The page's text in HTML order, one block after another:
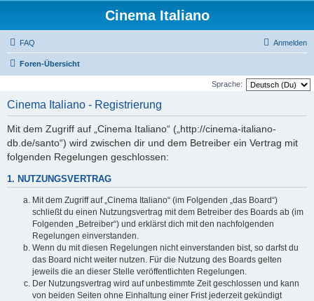
Cinema Italiano
FAQ Anmelden
Foren-Übersicht
Sprache:
Cinema Italiano - Registrierung
Mit dem Zugriff auf „Cinema Italiano“ („http://cinema-italiano-
db.de/santo“) wird zwischen dir und dem Betreiber ein Vertrag mit
folgenden Regelungen geschlossen:
1. NUTZUNGSVERTRAG
Mit dem Zugriff auf „Cinema Italiano“ (im Folgenden „das Board“)
schließt du einen Nutzungsvertrag mit dem Betreiber des Boards ab (im
Folgenden „Betreiber“) und erklärst dich mit den nachfolgenden
Regelungen einverstanden.
Wenn du mit diesen Regelungen nicht einverstanden bist, so darfst du
das Board nicht weiter nutzen. Für die Nutzung des Boards gelten
jeweils die an dieser Stelle veröffentlichten Regelungen.
Der Nutzungsvertrag wird auf unbestimmte Zeit geschlossen und kann
von beiden Seiten ohne Einhaltung einer Frist jederzeit gekündigt